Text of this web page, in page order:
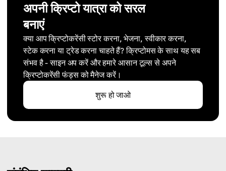
अपनी क्रिप्टो यात्रा को सरल
बनाएं
क्या आप क्रिप्टोकरेंसी स्टोर करना, भेजना, स्वीकार करना,
स्टेक करना या ट्रेड करना चाहते हैं? क्रिप्टोमस के साथ यह सब
संभव है - साइन अप करें और हमारे आसान टूल्स से अपने
क्रिप्टोकरेंसी फंड्स को मैनेज करें।
शुरू हो जाओ